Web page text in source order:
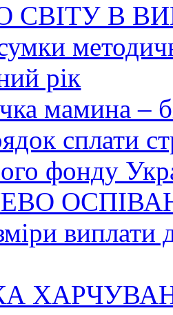
СВІТУ В
рік
мамина –
сплати
фонду
виплати